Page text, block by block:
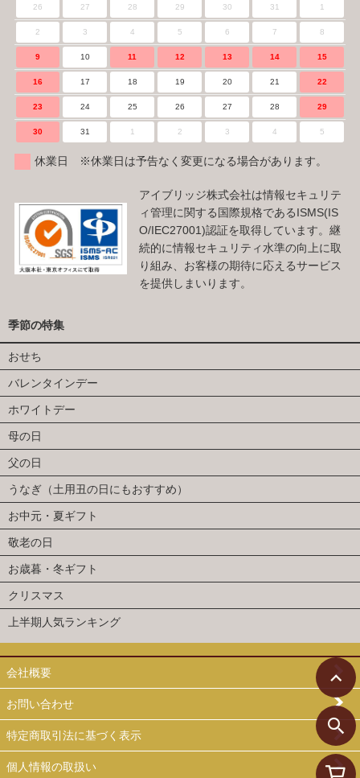
26 27 28 29 30 31 1
2 3 4 5 6 7 8
9 10 11 12 13 14 15
16 17 18 19 20 21 22
23 24 25 26 27 28 29
30 31 1 2 3 4 5
休業日 ※休業日は予告なく変更になる場合があります。
アイブリッジ株式会社は情報セキュリテ
ィ管理に関する国際規格であるISMS(IS
O/IEC27001)認証を取得しています。継
続的に情報セキュリティ水準の向上に取
り組み、お客様の期待に応えるサービス
を提供しまいります。
季節の特集
おせち
バレンタインデー
ホワイトデー
母の日
父の日
うなぎ（土用丑の日にもおすすめ）
お中元・夏ギフト
敬老の日
お歳暮・冬ギフト
クリスマス
上半期人気ランキング
会社概要
お問い合わせ
特定商取引法に基づく表示
個人情報の取扱い